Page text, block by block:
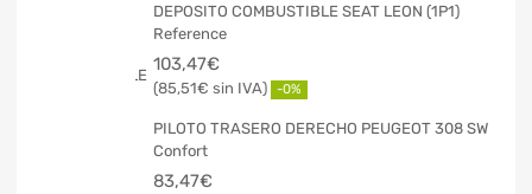
DEPOSITO COMBUSTIBLE SEAT LEON (1P1)
Reference
103,47€
85,51€ -0%
PILOTO TRASERO DERECHO PEUGEOT 308 SW
Confort
83,47€